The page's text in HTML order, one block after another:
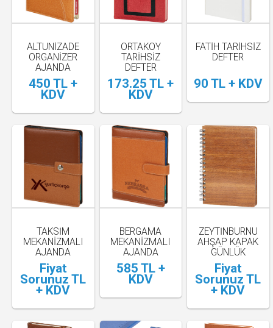
ALTUNIZADE
ORGANIZER
AJANDA
450 TL +
KDV
ORTAKÖY
TARIHSIZ
DEFTER
173.25 TL +
KDV
FATIH TARIHSIZ
DEFTER
90 TL + KDV
TAKSIM
MEKANIZMALI
AJANDA
Fiyat
Sorunuz TL
+ KDV
BERGAMA
MEKANIZMALI
AJANDA
585 TL +
KDV
ZEYTINBURNU
AHŞAP KAPAK
GÜNLÜK
AJANDA
Fiyat
Sorunuz TL
+ KDV